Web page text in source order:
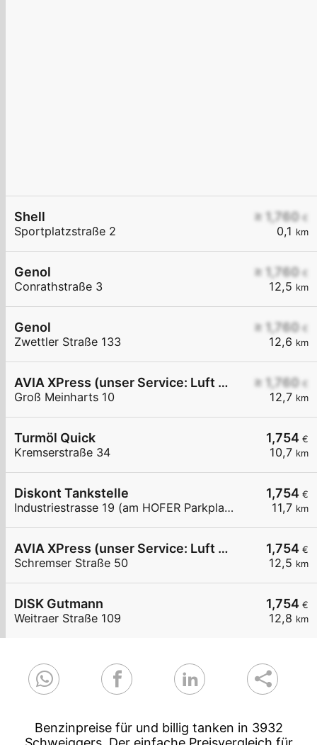
≥ 1,760 €
0,1 km
Shell
Sportplatzstraße 2
≥ 1,760 €
12,5 km
Genol
Conrathstraße 3
≥ 1,760 €
12,6 km
Genol
Zwettler Straße 133
≥ 1,760 €
12,7 km
AVIA XPress (unser Service: Luft und Wasser)
Groß Meinharts 10
1,754 €
10,7 km
Turmöl Quick
Kremserstraße 34
1,754 €
11,7 km
Diskont Tankstelle
Industriestrasse 19 (am HOFER Parkplatz)
1,754 €
12,5 km
AVIA XPress (unser Service: Luft und Wasser)
Schremser Straße 50
1,754 €
12,8 km
DISK Gutmann
Weitraer Straße 109
Benzinpreise für und billig tanken in 3932